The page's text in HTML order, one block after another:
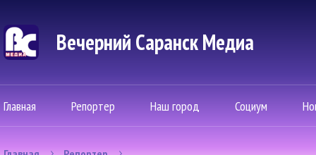
Вечерний Саранск Mедиа
Главная Репортер Наш город Социум